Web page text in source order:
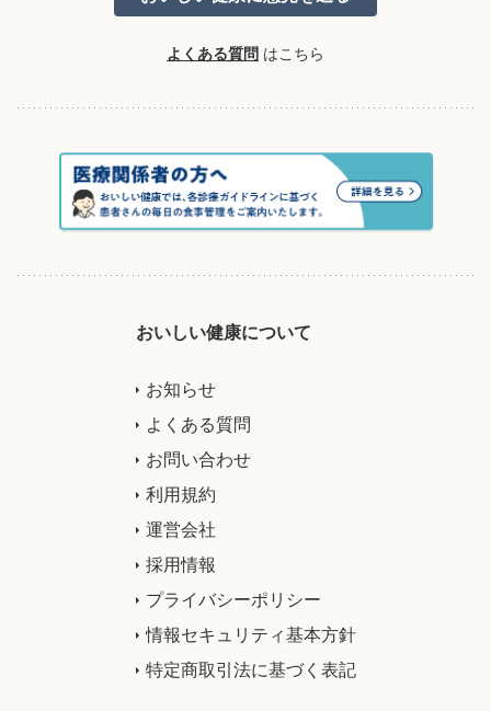
よくある質問 はこちら
おいしい健康について
お知らせ
よくある質問
お問い合わせ
利用規約
運営会社
採用情報
プライバシーポリシー
情報セキュリティ基本方針
特定商取引法に基づく表記